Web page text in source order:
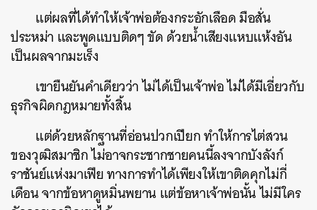
แต่ผลที่ได้ทำให้เจ้าพ่อต้องกระอักเลือด มือสั่น
ประหม่า และพูดแบบติดๆ ขัด ด้วยน้ำเสียงแหบแห้งอัน
เป็นผลจากมะเร็ง
เขายืนยันคำเดียวว่า ไม่ได้เป็นเจ้าพ่อ ไม่ได้มีเอี่ยวกับ
ธุรกิจผิดกฎหมายทั้งสิ้น
แต่ด้วยหลักฐานที่อ่อนปวกเปียก ทำให้การไต่สวน
ของวุฒิสมาชิก ไม่อาจกระชากชายคนนี้ลงจากบังลังก์
ราชันย์แห่งมาเฟีย ทางการทำได้เพียงให้เขาติดคุกไม่กี่
เดือน จากข้อหาดูหมิ่นพยาน แต่ข้อหาเจ้าพ่อนั้น ไม่มีใคร